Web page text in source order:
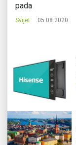
pada
Svijet 05.08.2020.